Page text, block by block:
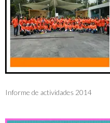
Informe de actividades 2014